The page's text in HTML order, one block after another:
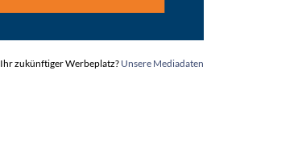
Ihr zukünftiger Werbeplatz? Unsere Mediadaten